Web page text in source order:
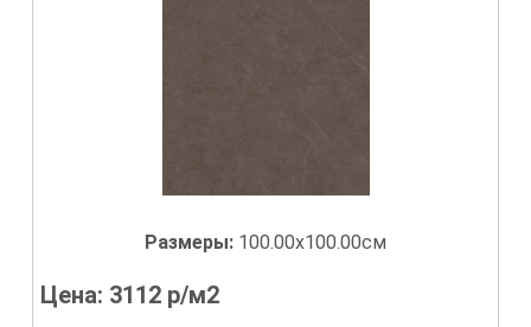
Размеры: 100.00x100.00см
Цена: 3112 р/м2